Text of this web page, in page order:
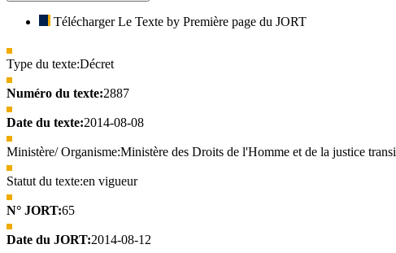
Télécharger Le Texte by Première page du JORT
Type du texte:Décret
Numéro du texte:2887
Date du texte:2014-08-08
Ministère/ Organisme:Ministère des Droits de l'Homme et de la justice
Statut du texte:en vigueur
N° JORT:65
Date du JORT:2014-08-12